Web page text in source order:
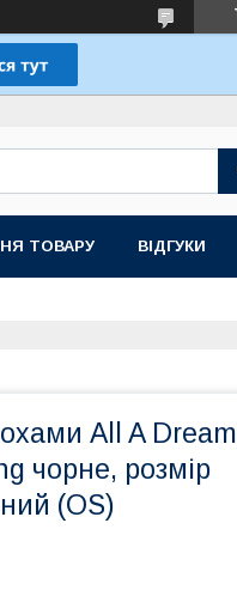
ТОВАРУ ВІДГУКИ
All A Dream
чорне, розмір
(OS)